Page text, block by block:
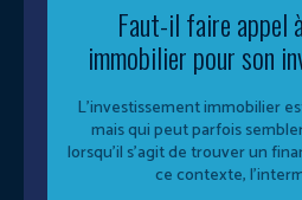
Faut-il faire appel
immobilier pour son
L’investissement immobilier
mais qui peut parfois
lorsqu’il s’agit de trouver un
ce contexte,